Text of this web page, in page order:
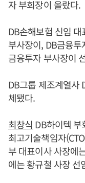
자 부회장이 올랐다.
DB손해보험 신임
부사장이, DB금융
금융투자 부사장이
DB그룹 제조계열사
체됐다.
최창식 DB하이텍 부
최고기술책임자
부 대표이사 사장에
에는 황규철 사장 선